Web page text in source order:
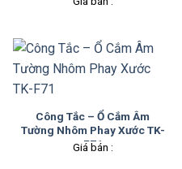
Công Tắc – Ổ Cắm Âm
Tường Nhôm Phay Xước TK-
F71
Giá bán :